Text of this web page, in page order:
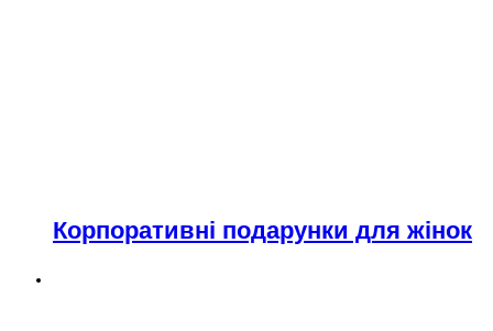
Корпоративні подарунки для жінок